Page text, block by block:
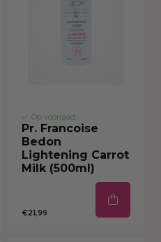
Op voorraad
Pr. Francoise
Bedon
Lightening Carrot
Milk (500ml)
€21,99